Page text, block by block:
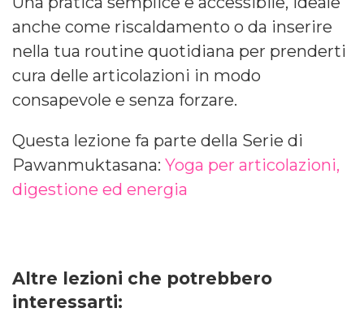
anche come riscaldamento o da inserire
nella tua routine quotidiana per prenderti
cura delle articolazioni in modo
consapevole e senza forzare.
Questa lezione fa parte della Serie di
Pawanmuktasana: Yoga per articolazioni,
digestione ed energia
Altre lezioni che potrebbero
interessarti: